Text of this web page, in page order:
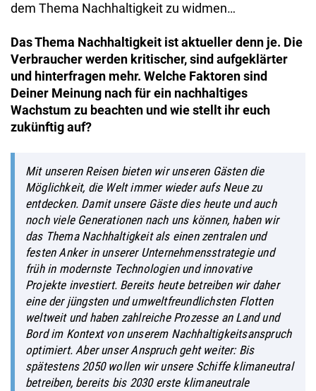
dem Thema Nachhaltigkeit zu widmen…
Das Thema Nachhaltigkeit ist aktueller denn je. Die
Verbraucher werden kritischer, sind aufgeklärter
und hinterfragen mehr. Welche Faktoren sind
Deiner Meinung nach für ein nachhaltiges
Wachstum zu beachten und wiestellt ihr euch
zukünftig auf?
Mit unseren Reisen bieten wir unseren Gästen die
Möglichkeit, die Welt immer wieder aufs Neue zu
entdecken. Damit unsere Gäste dies heute und auch
noch viele Generationen nach uns können, haben wir
das Thema Nachhaltigkeit als einen zentralen und
festen Anker in unserer Unternehmensstrategie und
früh in modernste Technologien und innovative
Projekte investiert. Bereits heute betreiben wir daher
eine der jüngsten und umweltfreundlichsten Flotten
weltweit und haben zahlreiche Prozesse an Land und
Bord im Kontext von unserem Nachhaltigkeitsanspruch
optimiert. Aber unser Anspruch geht weiter: Bis
spätestens 2050 wollen wir unsere Schiffe klimaneutral
betreiben, bereits bis 2030 erste klimaneutrale